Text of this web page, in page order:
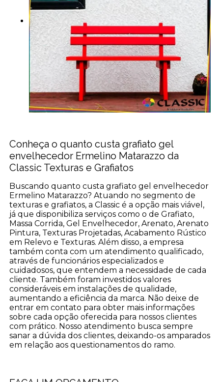
Conheça o quanto custa grafiato gel
envelhecedor Ermelino Matarazzo da
Classic Texturas e Grafiatos
Buscando quanto custa grafiato gel envelhecedor
Ermelino Matarazzo? Atuando no segmento de
texturas e grafiatos, a Classic é a opção mais viável,
já que disponibiliza serviços como o de Grafiato,
Massa Corrida, Gel Envelhecedor, Arenato, Arenato
Pintura, Texturas Projetadas, Acabamento Rústico
em Relevo e Texturas. Além disso, a empresa
também conta com um atendimento qualificado,
através de funcionários especializados e
cuidadosos, que entendem a necessidade de cada
cliente. Também foram investidos valores
consideráveis em instalações de qualidade,
aumentando a eficiência da marca. Não deixe de
entrar em contato para obter mais informações
sobre cada opção oferecida para nossos clientes
com prático. Nosso atendimento busca sempre
sanar a dúvida dos clientes, deixando-os amparados
em relação aos questionamentos do ramo.